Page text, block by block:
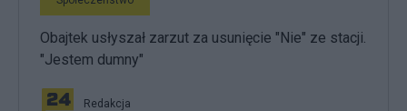
Obajtek usłyszał zarzut za usunięcie "Nie" ze stacji.
"Jestem dumny"
Redakcja